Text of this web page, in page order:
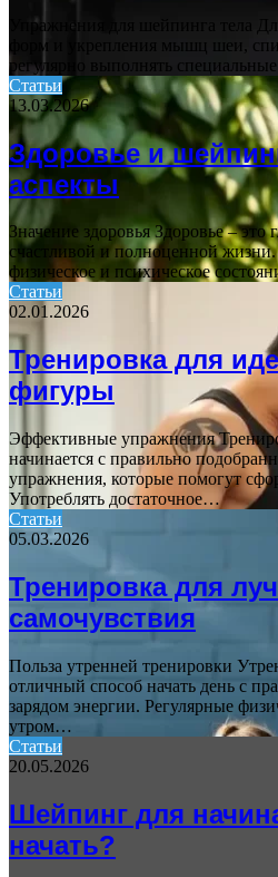
Упражнения для шейпинга тела
форм и укрепления мышц шеи,
регулярно выполнять
Статьи
13.03.2026
Здоровье и
аспекты
Значение здоровья Здоровье – это
счастливой и полноценной
физическое и психическое
Статьи
02.01.2026
Тренировка для
фигуры
Эффективные упражнения
начинается с правильно
упражнения, которые помогут
Употреблять достаточное…
Статьи
05.03.2026
Тренировка для
самочувствия
Польза утренней тренировки
отличный способ начать день с
зарядом энергии. Регулярные
утром…
Статьи
20.05.2026
Шейпинг для
начать?